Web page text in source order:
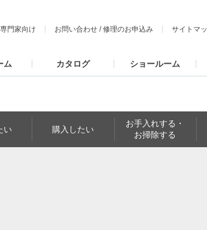
門家向け お問い合わせ /修理のお申込み サイトマ
ム カタログ ショールーム
い 購入したい
お手入れする・
お掃除する